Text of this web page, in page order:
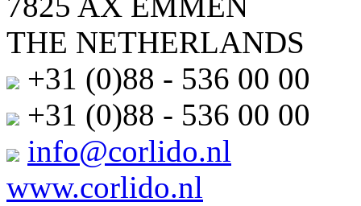
THE NETHERLANDS
+31 (0)88 - 536 00 00
+31 (0)88 - 536 00 00
info@corlido.nl
www.corlido.nl